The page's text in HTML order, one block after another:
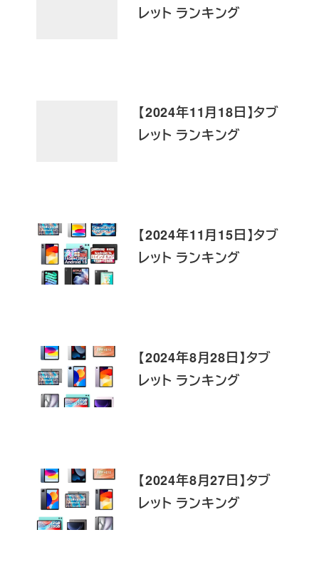
レット ランキング
【2024年11月18日】タブ
レット ランキング
【2024年11月15日】タブ
レット ランキング
【2024年8月28日】タブ
レット ランキング
【2024年8月27日】タブ
レット ランキング